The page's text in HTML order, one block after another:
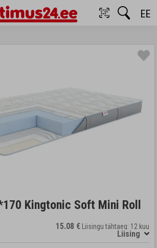
EE
Kingtonic Soft Mini Roll
15.08 € Liisingu tähtaeg: 12 kuu
Liising